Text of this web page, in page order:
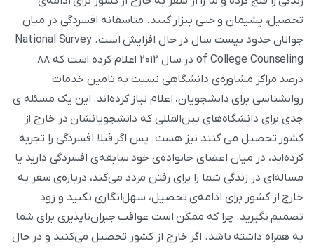
تحصیل، پشیمان و حتی بیزار کنند. متاسفانه افسردگی در میان
جوانان حدود بیست سال در حال افزایش است. National Survey
of College Counseling در سال ۲۰۱۲ اعلام کرده است که ۸۸
درصد مراکز مشاوره‌ی دانشگاهی نسبت به تامین خدمات
روانشناسی برای دانشجویان، اعلام نیاز کرده‌اند. این یک مسئله ی
جدی برای دانشگاه‌های بین‌المللی که دانشجویانشان در خارج از
کشور تحصیل می کنند نیز هست. پس اگر قبلا افسردگی را تجربه
کرده‌اید، در میان اعضای خانواده‌ی خود سابقه‌ی افسردگی دارید یا
مساله‌ای در زندگی شما را برای رفتن مردد می‌کند، درباره‌ی سفر به
خارج از کشور برای ادامه‌ی تحصیل، سهل‌انگاری نکنید و زود
تصمیم نگیرید. چرا که ممکن است عواقب جبران‌ناپذیری برای شما
به همراه داشته باشد. اگر خارج از کشور تحصیل می‌کنید و در حال